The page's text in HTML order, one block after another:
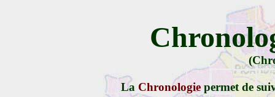
La Chronologiepermet de